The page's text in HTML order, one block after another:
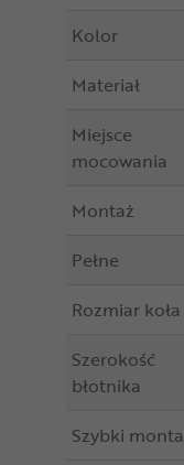
Kolor
Materiał
Miejsce
mocowania
Montaż
Pełne
Rozmiar koła
Szerokość
błotnika
Szybki